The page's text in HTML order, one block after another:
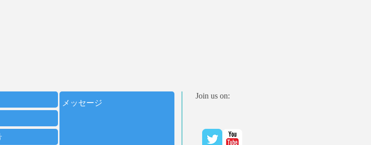
Join us on: